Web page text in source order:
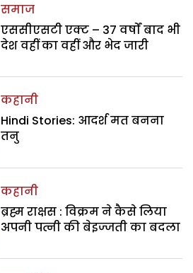
समाज
एससीएसटी एक्ट – 37 वर्षों बाद भी
देश वहीं का वहीं और भेद जारी
कहानी
Hindi Stories: आदर्श मत बनना
तनु
कहानी
ब्रह्म राक्षस : विक्रम ने कैसे लिया
अपनी पत्नी की बेइज्जती का बदला